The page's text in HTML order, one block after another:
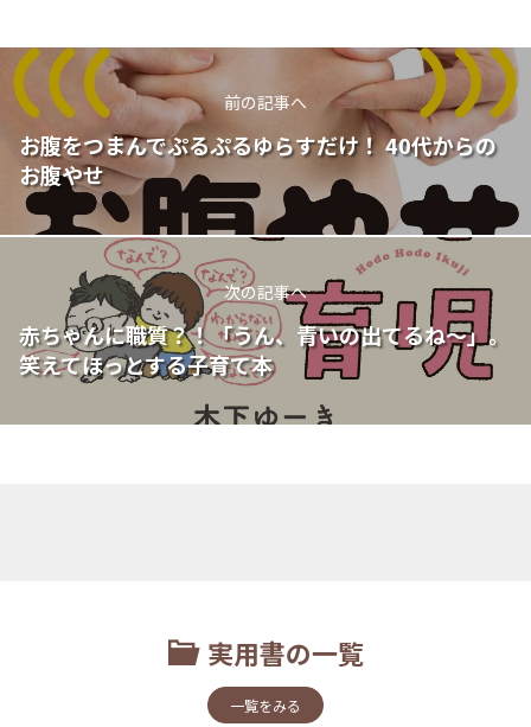
前の記事へ
お腹をつまんでぷるぷるゆらすだけ！ 40代からの
お腹やせ
次の記事へ
赤ちゃんに職質？！「うん、青いの出てるね～」。
笑えてほっとする子育て本
実用書の一覧
一覧をみる